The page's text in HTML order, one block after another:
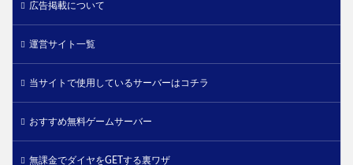
広告掲載について
運営サイト一覧
当サイトで使用しているサーバーはコチラ
おすすめ無料ゲームサーバー
無課金でダイヤをGETする裏ワザ